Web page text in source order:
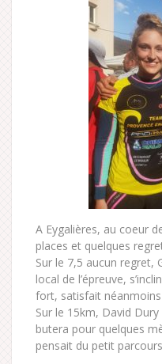
A Eygalières, au coeur
places et quelques
Sur le 7,5 aucun regret,
local de l’épreuve,
fort, satisfait
Sur le 15km, David
butera pour quelques
pensait du petit